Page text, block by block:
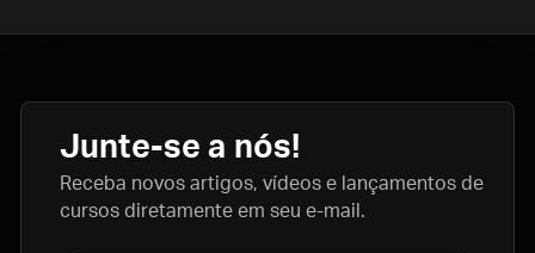
Junte-se a nós!
Receba novos artigos, vídeos e lançamentos de
cursos diretamente em seu e-mail.